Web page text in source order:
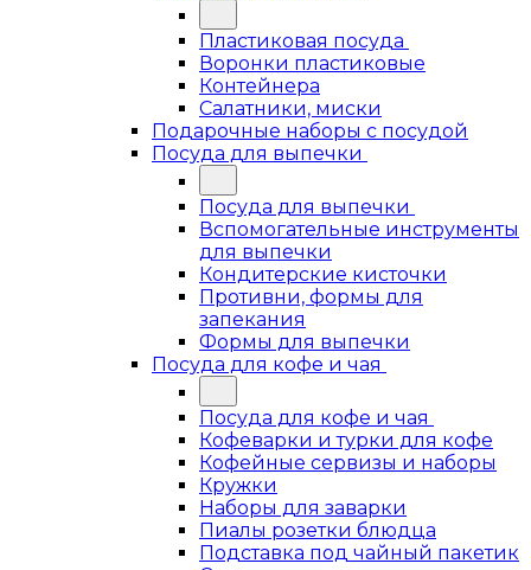
Пластиковая посуда
Воронки пластиковые
Контейнера
Салатники, миски
Подарочные наборы с посудой
Посуда для выпечки
Посуда для выпечки
Вспомогательные инструменты
для выпечки
Кондитерские кисточки
Противни, формы для
запекания
Формы для выпечки
Посуда для кофе и чая
Посуда для кофе и чая
Кофеварки и турки для кофе
Кофейные сервизы и наборы
Кружки
Наборы для заварки
Пиалы розетки блюдца
Подставка под чайный пакетик